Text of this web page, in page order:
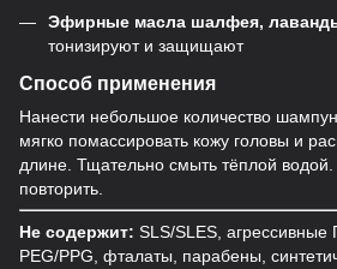
Эфирные масла шалфея,
тонизируют и защищают
Способ применения
Нанести небольшое количество
мягко помассировать кожу головы и
длине. Тщательно смыть тёплой
повторить.
Не содержит: SLS/SLES,
PEG/PPG, фталаты, парабены,